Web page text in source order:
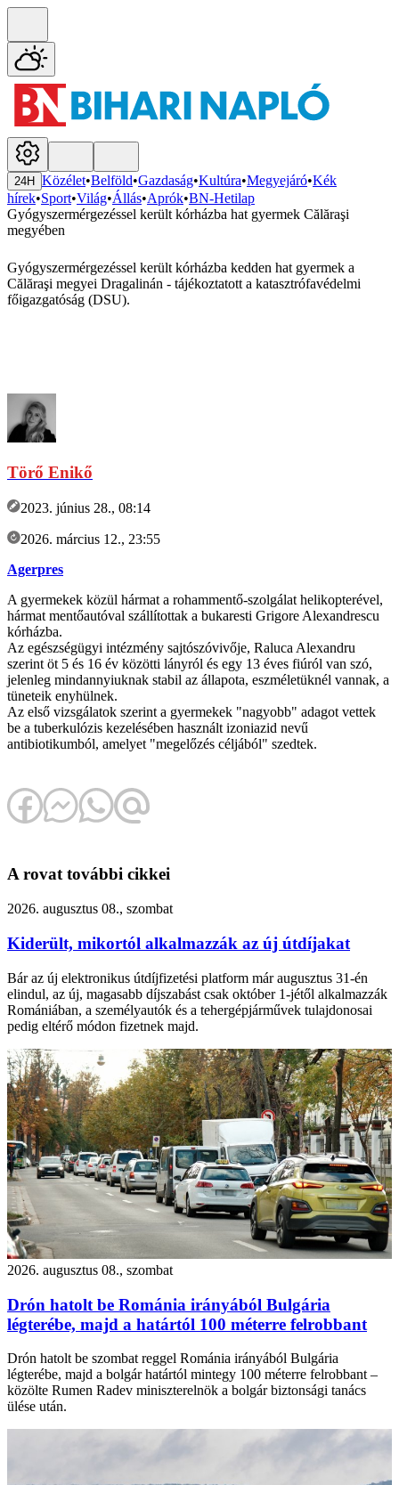
24H Közélet•Belföld•Gazdaság•Kultúra•Megyejáró•Kék
hírek•Sport•Világ•Állás•Aprók•BN-Hetilap
Gyógyszermérgezéssel került kórházba hat gyermek Călăraşi
megyében
Gyógyszermérgezéssel került kórházba kedden hat gyermek a
Călăraşi megyei Dragalinán - tájékoztatott a katasztrófavédelmi
főigazgatóság (DSU).
Törő Enikő
2023. június 28., 08:14
2026. március 12., 23:55
Agerpres
A gyermekek közül hármat a rohammentő-szolgálat helikopterével,
hármat mentőautóval szállítottak a bukaresti Grigore Alexandrescu
kórházba.
Az egészségügyi intézmény sajtószóvivője, Raluca Alexandru
szerint öt 5 és 16 év közötti lányról és egy 13 éves fiúról van szó,
jelenleg mindannyiuknak stabil az állapota, eszméletüknél vannak, a
tüneteik enyhülnek.
Az első vizsgálatok szerint a gyermekek "nagyobb" adagot vettek
be a tuberkulózis kezelésében használt izoniazid nevű
antibiotikumból, amelyet "megelőzés céljából" szedtek.
A rovat további cikkei
2026. augusztus 08., szombat
Kiderült, mikortól alkalmazzák az új útdíjakat
Bár az új elektronikus útdíjfizetési platform már augusztus 31-én
elindul, az új, magasabb díjszabást csak október 1-jétől alkalmazzák
Romániában, a személyautók és a tehergépjárművek tulajdonosai
pedig eltérő módon fizetnek majd.
2026. augusztus 08., szombat
Drón hatolt be Románia irányából Bulgária
légterébe, majd a határtól 100 méterre felrobbant
Drón hatolt be szombat reggel Románia irányából Bulgária
légterébe, majd a bolgár határtól mintegy 100 méterre felrobbant –
közölte Rumen Radev miniszterelnök a bolgár biztonsági tanács
ülése után.